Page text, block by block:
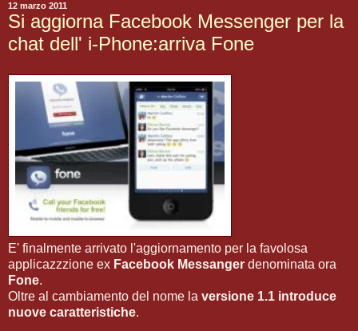
12 marzo 2011
Si aggiorna Facebook Messenger per la
chat dell' i-Phone:arriva Fone
E' finalmente arrivato l'aggiornamento per la favolosa
applicazzzione ex Facebook Messanger denominata ora
Fone.
Oltre al cambiamento del nome la versione 1.1 introduce
nuove caratteristiche.